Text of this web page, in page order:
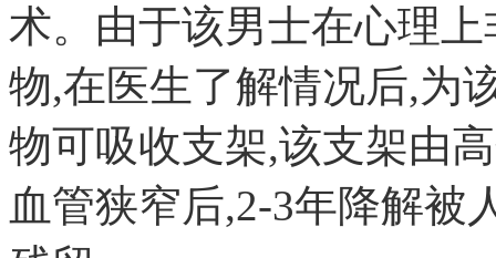
术。由于该男士在心理
物,在医生了解情况后,为
物可吸收支架,该支架由
血管狭窄后,2-3年降解被